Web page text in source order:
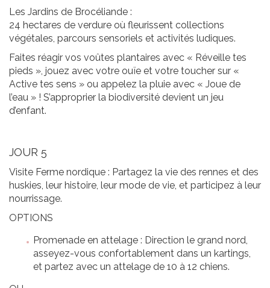
Les Jardins de Brocéliande :
24 hectares de verdure où fleurissent collections
végétales, parcours sensoriels et activités ludiques.
Faites réagir vos voûtes plantaires avec « Réveille tes
pieds », jouez avec votre ouïe et votre toucher sur «
Active tes sens » ou appelez la pluie avec « Joue de
l’eau » ! S’approprier la biodiversité devient un jeu
d’enfant.
JOUR 5
Visite Ferme nordique : Partagez la vie des rennes et des
huskies, leur histoire, leur mode de vie, et participez à leur
nourrissage.
OPTIONS
Promenade en attelage : Direction le grand nord,
asseyez-vous confortablement dans un kartings,
et partez avec un attelage de 10 à 12 chiens.